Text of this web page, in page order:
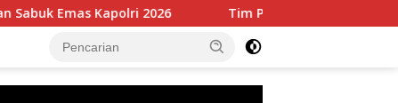
Kapolri 2026 Tim Patroli Perintis Polda Metro Jaya